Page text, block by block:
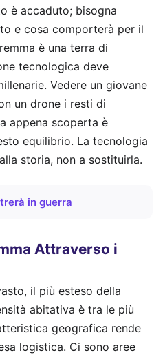
è accaduto; bisogna
e cosa comporterà per il
è una terra di
tecnologica deve
Vedere un giovane
un drone i resti di
appena scoperta è
equilibrio. La tecnologia
storia, non a sostituirla.
in guerra
Attraverso i
il più esteso della
abitativa è tra le più
geografica rende
logistica. Ci sono aree